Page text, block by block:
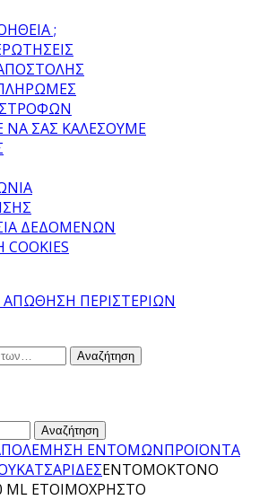
;
ΝΑ ΣΑΣ ΚΑΛΕΣΟΥΜΕ
ΔΕΔΟΜΕΝΩΝ
Αναζήτηση
Αναζήτηση
ΕΝΤΟΜΩΝΠΡΟΪΟΝΤΑ
ΚΑΤΣΑΡΙΔΕΣΕΝΤΟΜΟΚΤΟΝΟ
ML ΕΤΟΙΜΟΧΡΗΣΤΟ